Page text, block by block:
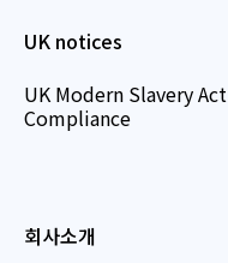
UK notices
UK Modern Slavery Act
Compliance
회사소개